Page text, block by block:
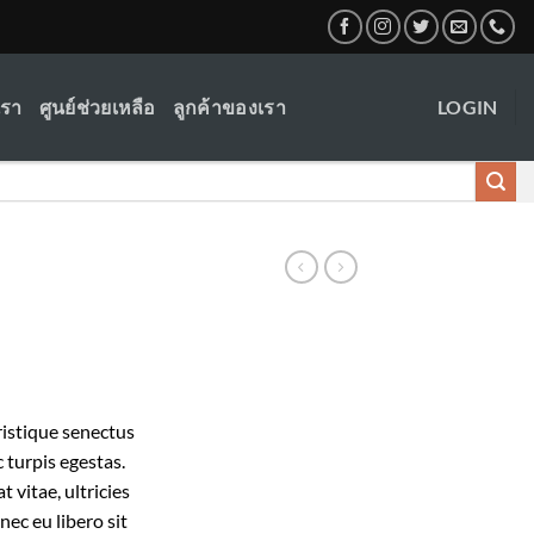
า ศูนย์ช่วยเหลือ ลูกค้าของเรา LOGIN
senectus
turpis egestas.
vitae, ultricies
eu libero sit